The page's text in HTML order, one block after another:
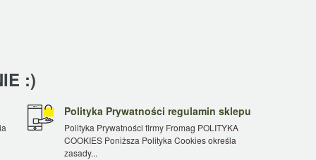
:)
Polityka Prywatności regulamin sklepu
Polityka Prywatności firmy Fromag POLITYKA
COOKIES Poniższa Polityka Cookies określa
zasady...